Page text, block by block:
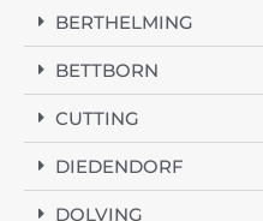
BERTHELMING
BETTBORN
CUTTING
DIEDENDORF
DOLVING